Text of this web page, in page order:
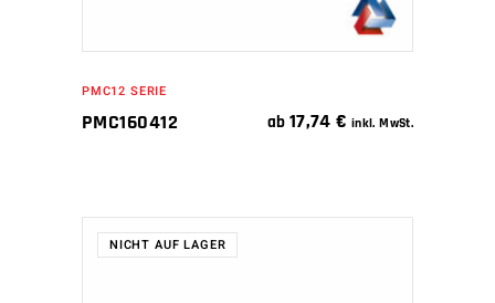
PMC12 SERIE
PMC160412 ab 17,74€ inkl. MwSt.
NICHT AUF LAGER